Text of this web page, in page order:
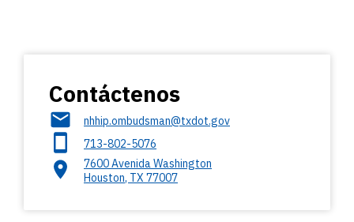
Contáctenos
nhhip.ombudsman@txdot.gov
713-802-5076
7600 Avenida Washington
Houston, TX 77007